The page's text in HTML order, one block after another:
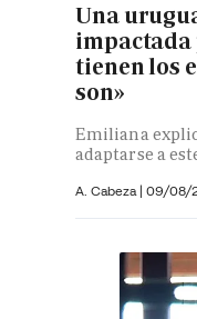
Una
impactada
tienen los
son»
Emiliana
adaptarse a
A. Cabeza | 09/08/